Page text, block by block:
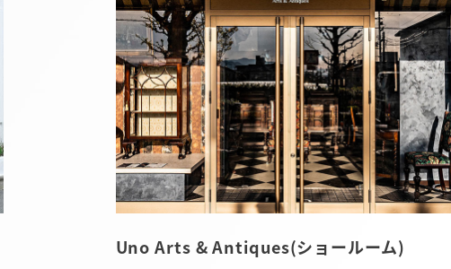
Uno Arts & Antiques(ショールーム)